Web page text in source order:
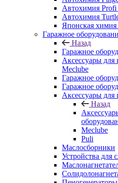
Автохимия
Автохимия
Японская химия
Гаражное
Назад
Гаражное
Аксессуары для
Meclube
Гаражное
Гаражное
Аксессуары для
Назад
Meclube
Puli
Маслосборники
Устройства для